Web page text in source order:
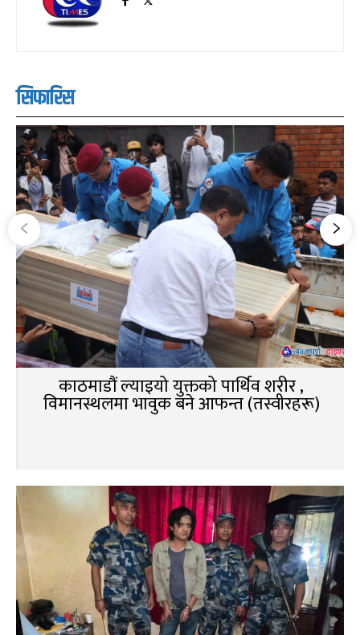
सिफारिस
काठमाडौं ल्याइयो युक्तको पार्थिव शरीर ,
विमानस्थलमा भावुक बने आफन्त (तस्वीरहरू)